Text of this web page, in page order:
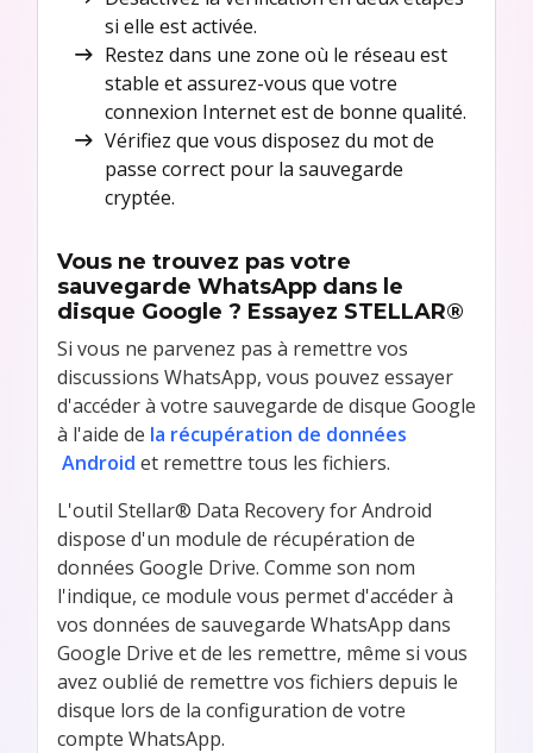
si elle est activée.
Restez dans une zone où le réseau est
stable et assurez-vous que votre
connexion Internet est de bonne qualité.
Vérifiez que vous disposez du mot de
passe correct pour la sauvegarde
cryptée.
Vous ne trouvez pas votre
sauvegarde WhatsApp dans le
disque Google ? Essayez STELLAR®
Si vous ne parvenez pas à remettre vos
discussions WhatsApp, vous pouvez essayer
d'accéder à votre sauvegarde de disque Google
à l'aide de la récupération de données
Android et remettre tous les fichiers.
L'outil Stellar® Data Recovery for Android
dispose d'un module de récupération de
données Google Drive. Comme son nom
l'indique, ce module vous permet d'accéder à
vos données de sauvegarde WhatsApp dans
Google Drive et de les remettre, même si vous
avez oublié de remettre vos fichiers depuis le
disque lors de la configuration de votre
compte WhatsApp.